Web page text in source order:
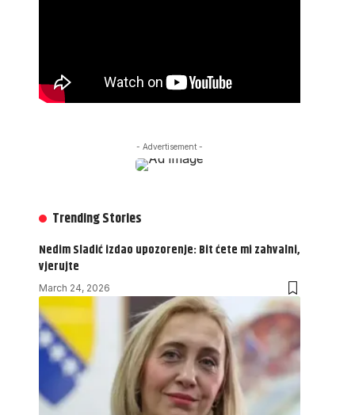
- Advertisement -
Trending Stories
Nedim Sladić izdao upozorenje: Bit ćete mi zahvalni,
vjerujte
March 24, 2026